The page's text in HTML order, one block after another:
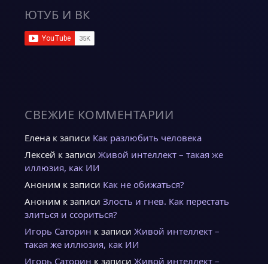
ЮТУБ И ВК
СВЕЖИЕ КОММЕНТАРИИ
Елена к записи Как разлюбить человека
Лексей к записи Живой интеллект – такая же
иллюзия, как ИИ
Аноним к записи Как не обижаться?
Аноним к записи Злость и гнев. Как перестать
злиться и ссориться?
Игорь Саторин к записи Живой интеллект –
такая же иллюзия, как ИИ
Игорь Саторин к записи Живой интеллект –